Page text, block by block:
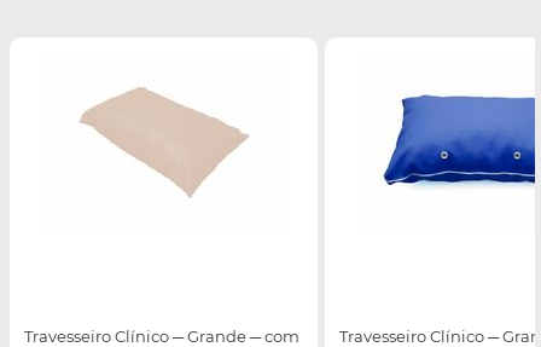
Travesseiro Clínico ─ Grande ─ com
Travesseiro Clínico ─